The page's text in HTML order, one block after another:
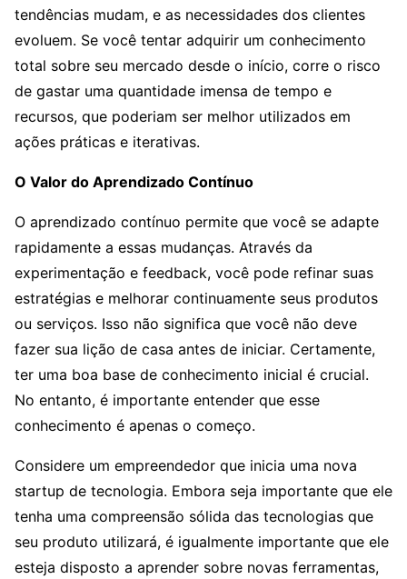
tendências mudam, e as necessidades dos clientes
evoluem. Se você tentar adquirir um conhecimento
total sobre seu mercado desde o início, corre o risco
de gastar uma quantidade imensa de tempo e
recursos, que poderiam ser melhor utilizados em
ações práticas e iterativas.
O Valor do Aprendizado Contínuo
O aprendizado contínuo permite que você se adapte
rapidamente a essas mudanças. Através da
experimentação e feedback, você pode refinar suas
estratégias e melhorar continuamente seus produtos
ou serviços. Isso não significa que você não deve
fazer sua lição de casa antes de iniciar. Certamente,
ter uma boa base de conhecimento inicial é crucial.
No entanto, é importante entender que esse
conhecimento é apenas o começo.
Considere um empreendedor que inicia uma nova
startup de tecnologia. Embora seja importante que ele
tenha uma compreensão sólida das tecnologias que
seu produto utilizará, é igualmente importante que ele
esteja disposto a aprender sobre novas ferramentas,